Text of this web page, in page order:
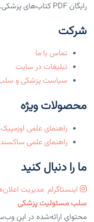
رایگان PDF کتاب‌های پزشکی.
شرکت
تماس با ما
تبلیغات در سایت
سیاست پزشکی و
محصولات ویژه
راهنمای علمی اوزمپیک
راهنمای علمی
ما را دنبال کنید
اینستاگرام مدیریت
سلب مسئولیت پزشکی
محتوای ارائه‌شده در این